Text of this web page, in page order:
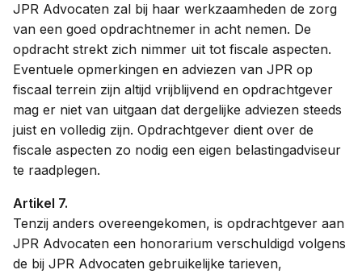
JPR Advocaten zal bij haar werkzaamheden de zorg
van een goed opdrachtnemer in acht nemen. De
opdracht strekt zich nimmer uit tot fiscale aspecten.
Eventuele opmerkingen en adviezen van JPR op
fiscaal terrein zijn altijd vrijblijvend en opdrachtgever
mag er niet van uitgaan dat dergelijke adviezen steeds
juist en volledig zijn. Opdrachtgever dient over de
fiscale aspecten zo nodig een eigen belastingadviseur
te raadplegen.
Artikel 7.
Tenzij anders overeengekomen, is opdrachtgever aan
JPR Advocaten een honorarium verschuldigd volgens
de bij JPR Advocaten gebruikelijke tarieven,